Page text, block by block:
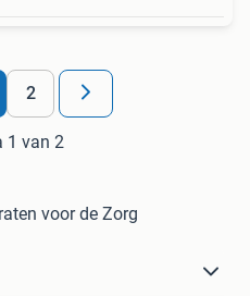
2
1 van 2
voor de Zorg